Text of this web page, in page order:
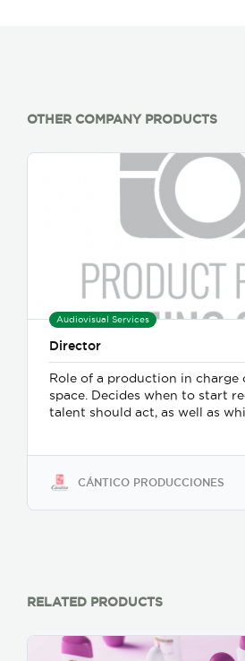
OTHER COMPANY PRODUCTS
Audiovisual Services
Director
Role of a production in charge
space. Decides when to start
talent should act, as well as
CÁNTICO PRODUCCIONES
RELATED PRODUCTS